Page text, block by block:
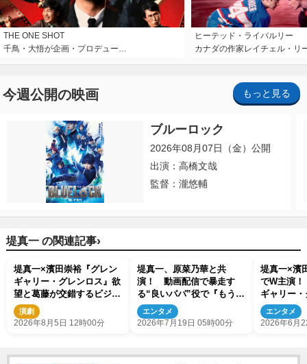
THE ONE SHOT
千鳥・大悟が企画・プロデュー…
ヒーテッド・ライバルリー
カナダの作家レイチェル・リ
今週公開の映画 もっと見る
ブルーロック
2026年08月07日（金）公開
出演：高橋文哉
監督：瀧悠輔
堤真一 の関連記事›
堤真一×濱田崇裕『グレン
ギャリー・グレンロス』欲
望と葛藤が交錯するビジュ
アル公開
演劇
2026年8月5日 12時00分
堤真一、原菜乃華と共
演！ 動画配信で暴走す
る“良いパパ”役で『もうパ
パ！』出演決定
エンタメ
2026年7月19日 05時00分
堤真一×濱
でW主演
ギャリー
演決定
エンタメ
2026年6月